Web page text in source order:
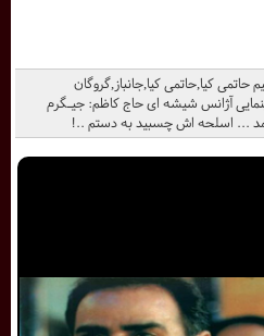
کیا,حاتمی کیا,جانباز,گروگان
آژانس شیشه ای حاج كاظم: جیـگرم
... اسلحه اش چسبید به دستم ..!